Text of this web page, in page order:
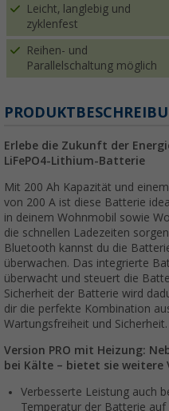
Leicht, langlebig und
zyklenfest
Reihen- und
Parallelschaltung möglich
Erlebe die Zukunft der
LiFePO4-Lithium-Batterie
Mit 200 Ah Kapazität und
von 200 A ist diese Batterie
in deinem Wohnmobil sowie
die schnellen Ladezeiten
Bluetooth kannst du die
überwachen. Das integrierte
überwacht und steuert die
Sicherheit der Batterie wird
dir die perfekte Kombination
Wartungsfreiheit und Sicherheit.
Version PRO mit Heizung:
bei Kälte – bietet sie weitere
Verbesserte Leistung auch
Temperatur der Batterie